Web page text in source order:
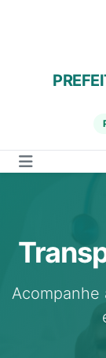
Acompanhe